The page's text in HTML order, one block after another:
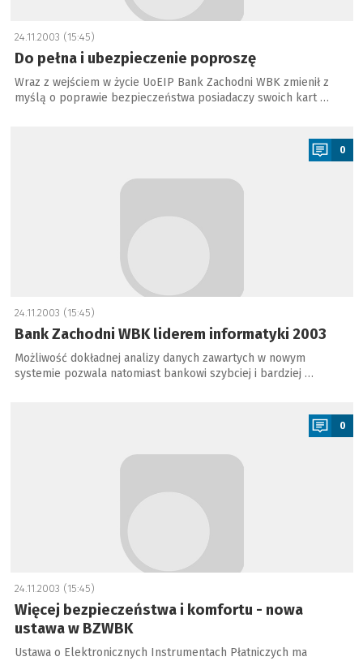
24.11.2003 (15:45)
Do pełna i ubezpieczenie poproszę
Wraz z wejściem w życie UoEIP Bank Zachodni WBK zmienił z
myślą o poprawie bezpieczeństwa posiadaczy swoich kart …
0
24.11.2003 (15:45)
Bank Zachodni WBK liderem informatyki 2003
Możliwość dokładnej analizy danych zawartych w nowym
systemie pozwala natomiast bankowi szybciej i bardziej …
0
24.11.2003 (15:45)
Więcej bezpieczeństwa i komfortu - nowa
ustawa w BZWBK
Ustawa o Elektronicznych Instrumentach Płatniczych ma